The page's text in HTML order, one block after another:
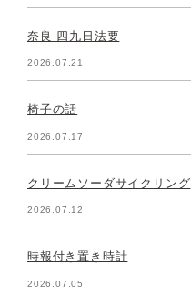
奈良 四九日法要
2026.07.21
椅子の話
2026.07.17
クリームソーダサイクリング
2026.07.12
時報付き置き時計
2026.07.05